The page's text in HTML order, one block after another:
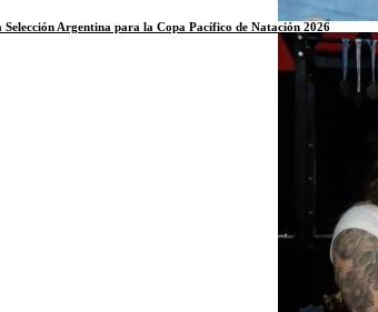
Argentina para la Copa Pacífico de Natación 2026